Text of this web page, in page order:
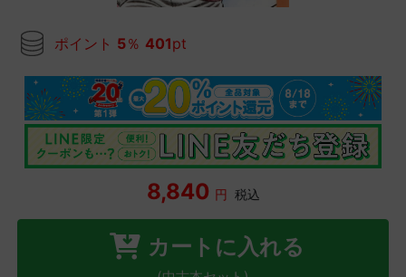
ポイント 5％ 401pt
8,840 円 税込
カートに入れる